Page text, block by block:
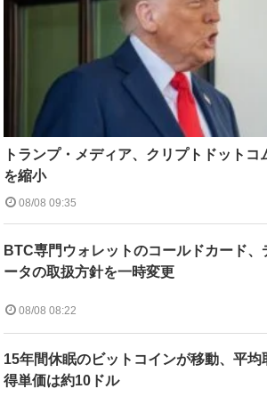
トランプ・メディア、クリプトドットコ
を縮小
08/08 09:35
BTC専門ウォレットのコールドカード、
ータの取扱方針を一時変更
08/08 08:22
15年間休眠のビットコインが移動、平均
得単価は約10ドル